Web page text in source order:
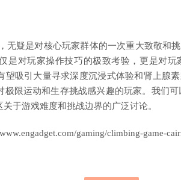
无疑是对核心玩家群体的一次重大致敬和
是对玩家操作技巧的极致考验，更是对
望吸引大量寻求深度沉浸式体验和肾上腺
极限运动和生存挑战感兴趣的玩家。我们
于游戏难度和挑战边界的广泛讨论。
gaming/climbing-game-cairn-